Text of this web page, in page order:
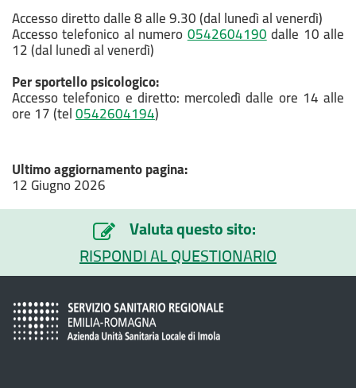
Accesso diretto dalle 8 alle 9.30 (dal lunedì al venerdì)
Accesso telefonico al numero0542604190dalle 10 alle
12 (dal lunedì al venerdì)
Per sportello psicologico:
Accesso telefonico e diretto: mercoledì dalle ore 14 alle
ore 17 (tel0542604194)
Ultimo aggiornamento pagina:
12 Giugno 2026
Valuta questo sito:
RISPONDI AL QUESTIONARIO